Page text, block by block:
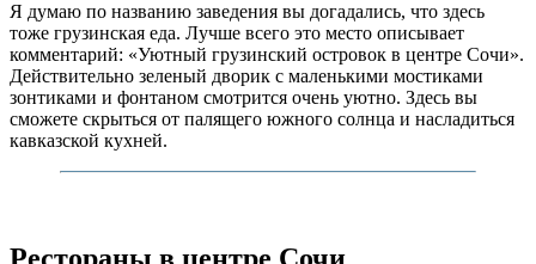
Я думаю по названию заведения вы догадались, что здесь
тоже грузинская еда. Лучше всего это место описывает
комментарий: «Уютный грузинский островок в центре Сочи».
Действительно зеленый дворик с маленькими мостиками
зонтиками и фонтаном смотрится очень уютно. Здесь вы
сможете скрыться от палящего южного солнца и насладиться
кавказской кухней.